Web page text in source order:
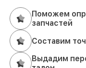
Поможем
запчастей
Составим
Выдадим